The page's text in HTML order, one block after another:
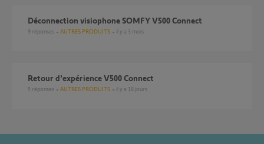
Déconnection visiophone SOMFY V500 Connect
9 réponses AUTRES PRODUITS il y a 3 mois
Retour d'expérience V500 Connect
5 réponses AUTRES PRODUITS il y a 18 jours